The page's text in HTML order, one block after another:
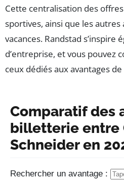
Cette centralisation des
sportives, ainsi que les
vacances. Randstad
d’entreprise, et vous pouvez
ceux dédiés aux avantages de
Comparatif des
billetterie entre
Schneider en
Rechercher un avantage :